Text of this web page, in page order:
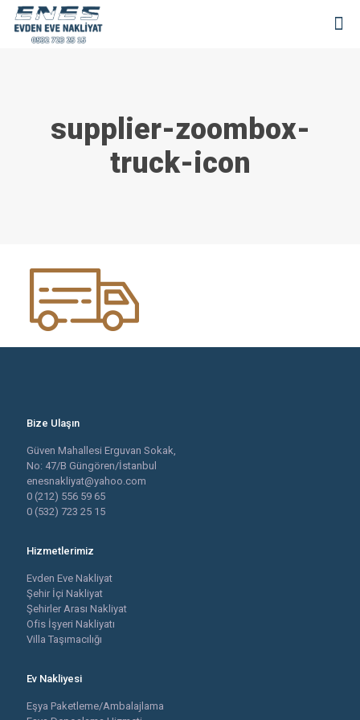
supplier-zoombox-
truck-icon
Bize Ulaşın
Güven Mahallesi Erguvan Sokak,
No: 47/B Güngören/İstanbul
enesnakliyat@yahoo.com
0 (212) 556 59 65
0 (532) 723 25 15
Hizmetlerimiz
Evden Eve Nakliyat
Şehir İçi Nakliyat
Şehirler Arası Nakliyat
Ofis İşyeri Nakliyatı
Villa Taşımacılığı
Ev Nakliyesi
Eşya Paketleme/Ambalajlama